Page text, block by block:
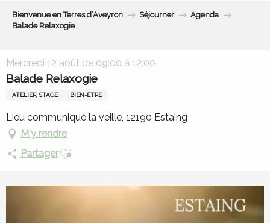
Bienvenue en Terres d’Aveyron Séjourner
Agenda
Balade Relaxogie
Mercredi 12 août de 09:00 à 12:00
Balade Relaxogie
ATELIER, STAGE BIEN-ÊTRE
Lieu communiqué la veille, 12190 Estaing
M'y rendre
PartagerAjouter aux favoris